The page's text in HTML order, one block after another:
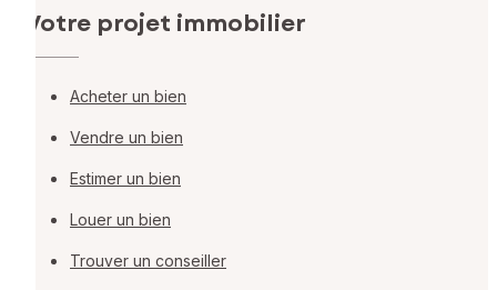
Votre projet immobilier
Acheter un bien
Vendre un bien
Estimer un bien
Louer un bien
Trouver un conseiller